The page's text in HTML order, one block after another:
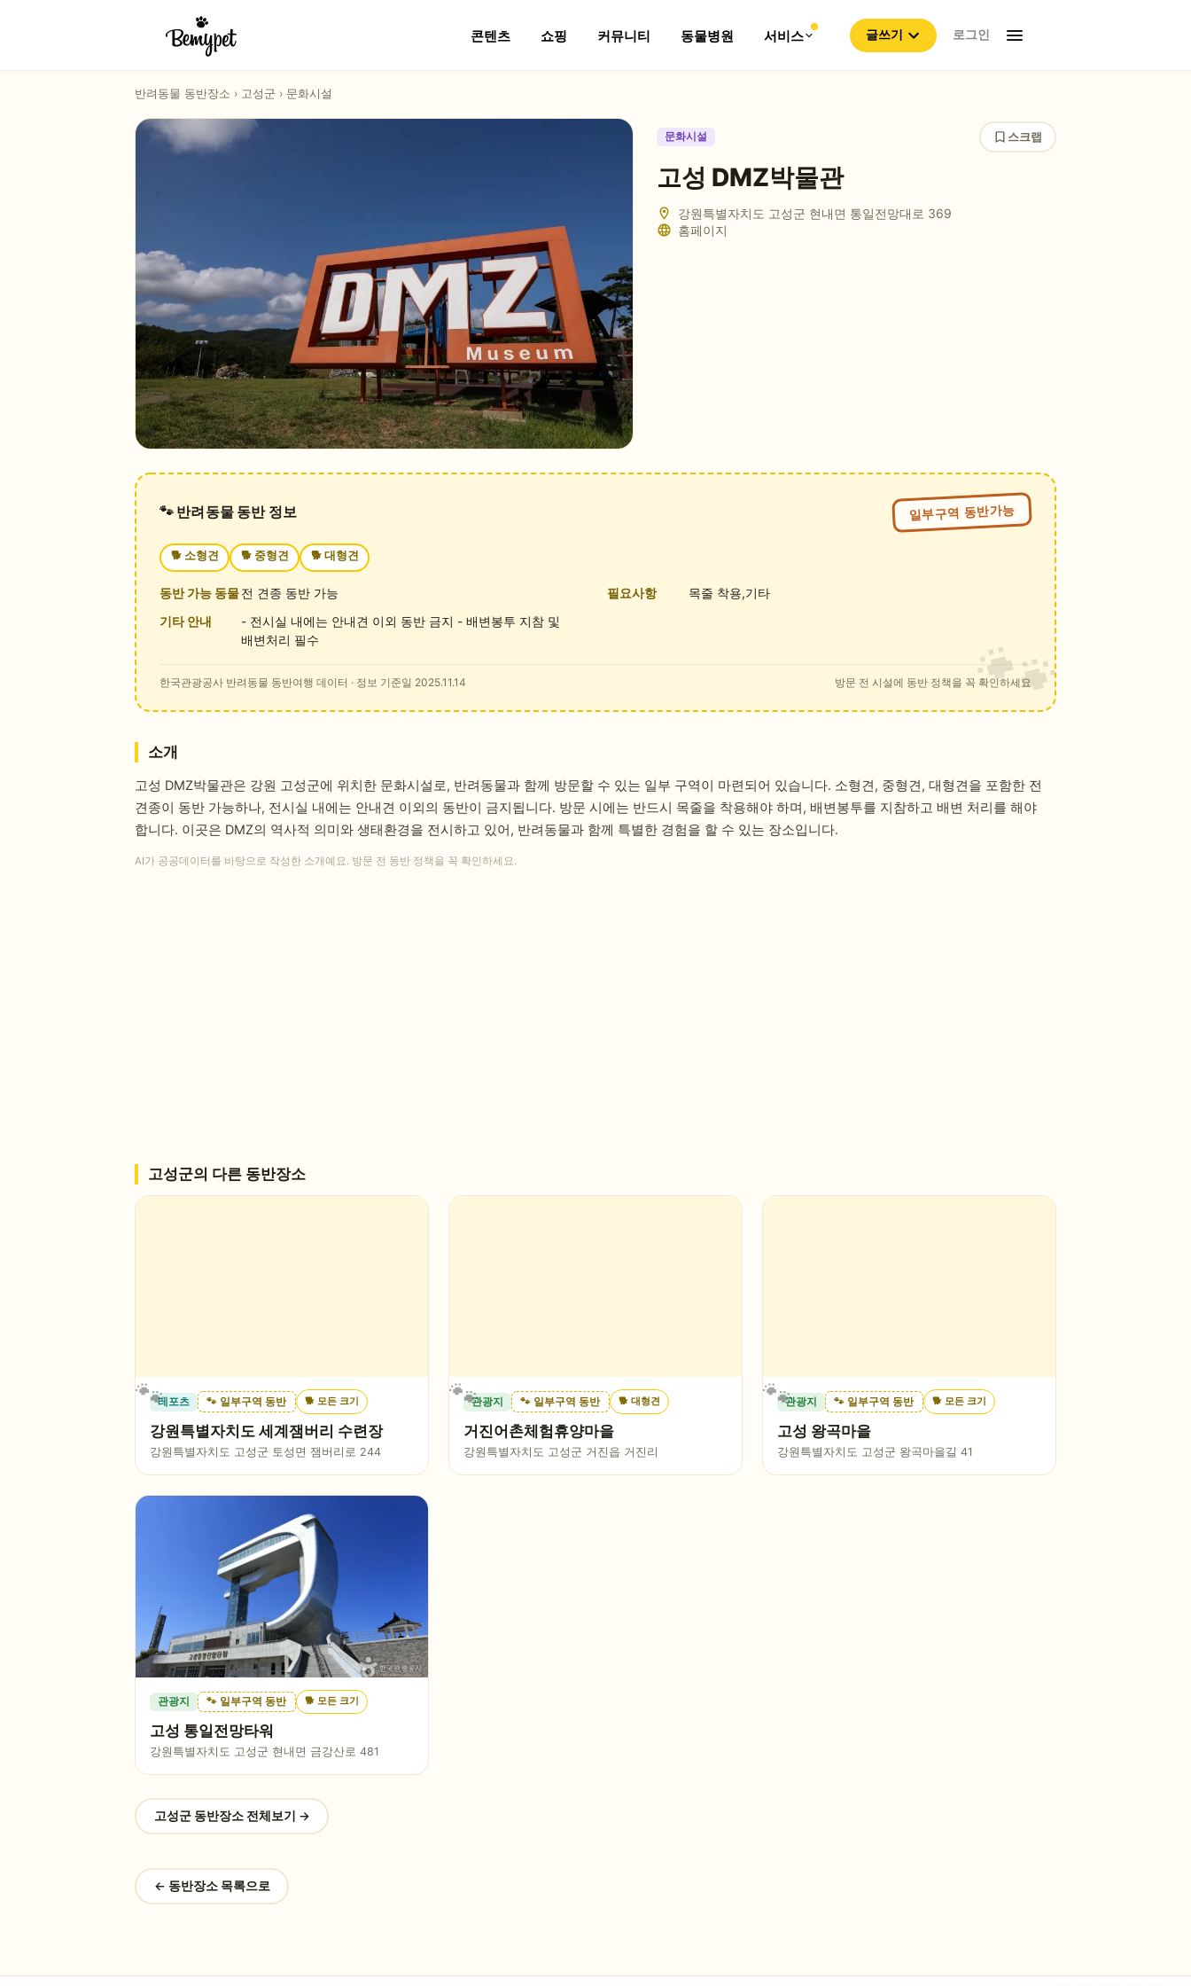
콘텐츠 쇼핑 커뮤니티 동물병원 서비스 글쓰기 로그인
반려동물 동반장소 › 고성군 › 문화시설
문화시설 스크랩
고성 DMZ박물관
강원특별자치도 고성군 현내면 통일전망대로 369
홈페이지
🐾 반려동물 동반 정보 일부구역 동반가능
🐕 소형견 🐕 중형견 🐕 대형견
동반 가능 동물전 견종 동반 가능 필요사항
목줄 착용,기타
기타 안내
- 전시실 내에는 안내견 이외 동반 금지 - 배변봉투 지참 및
배변처리 필수
한국관광공사 반려동물 동반여행 데이터 · 정보 기준일 2025.11.14 방문 전 시설에 동반 정책을 꼭 확인하세요
소개
고성 DMZ박물관은 강원 고성군에 위치한 문화시설로, 반려동물과 함께 방문할 수 있는 일부 구역이 마련되어 있습니다. 소형견, 중형견, 대형견을 포함한 전
견종이 동반 가능하나, 전시실 내에는 안내견 이외의 동반이 금지됩니다. 방문 시에는 반드시 목줄을 착용해야 하며, 배변봉투를 지참하고 배변 처리를 해야
합니다. 이곳은 DMZ의 역사적 의미와 생태환경을 전시하고 있어, 반려동물과 함께 특별한 경험을 할 수 있는 장소입니다.
AI가 공공데이터를 바탕으로 작성한 소개예요. 방문 전 동반 정책을 꼭 확인하세요.
고성군의 다른 동반장소
레포츠 🐾 일부구역 동반 🐕 모든 크기
강원특별자치도 세계잼버리 수련장
강원특별자치도 고성군 토성면 잼버리로 244
관광지 🐾 일부구역 동반 🐕 대형견
거진어촌체험휴양마을
강원특별자치도 고성군 거진읍 거진리
관광지 🐾 일부구역 동반 🐕 모든 크기
고성 왕곡마을
강원특별자치도 고성군 왕곡마을길 41
관광지 🐾 일부구역 동반 🐕 모든 크기
고성 통일전망타워
강원특별자치도 고성군 현내면 금강산로 481
고성군동반장소 전체보기 →
← 동반장소 목록으로